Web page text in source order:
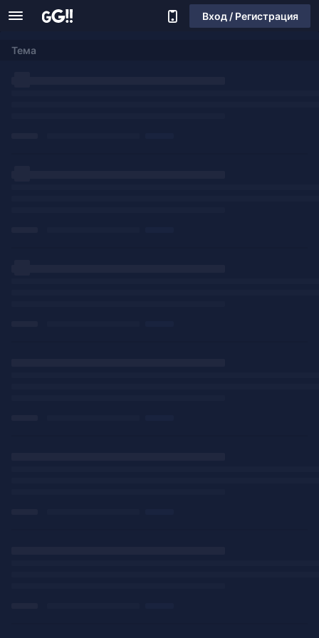
Вход / Регистрация
Тема